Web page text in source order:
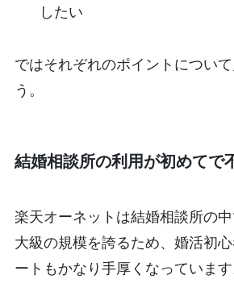
したい
ではそれぞれのポイントについ
う。
結婚相談所の利用が初めてで
楽天オーネットは結婚相談所の
大級の規模を誇るため、婚活初
ートもかなり手厚くなっています